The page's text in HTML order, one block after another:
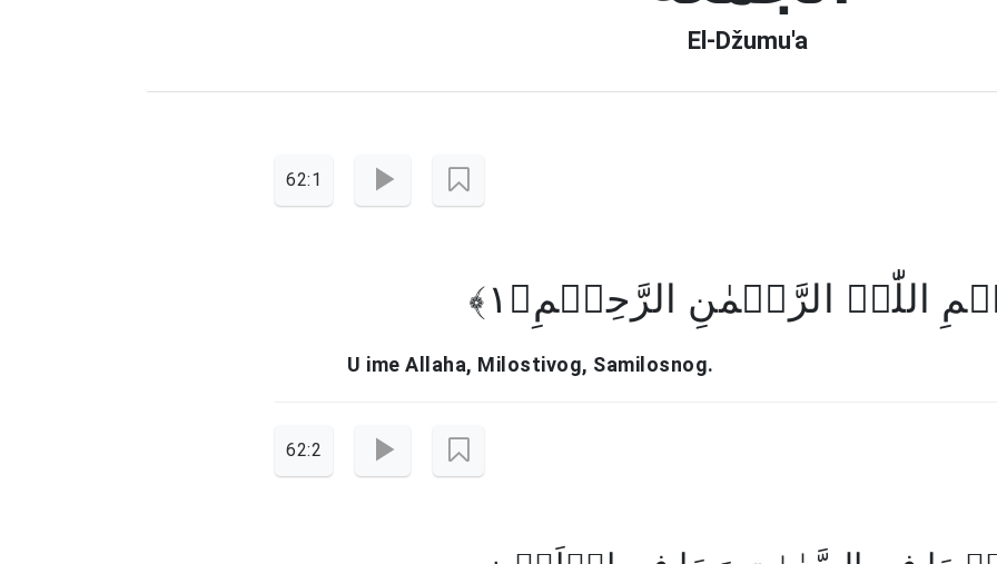
El-Džumu'a
62:1
اللّٰہِ الرَّحۡمٰنِ الرَّحِیۡمِ﴿۱﴾
U ime Allaha, Milostivog, Samilosnog.
62:2